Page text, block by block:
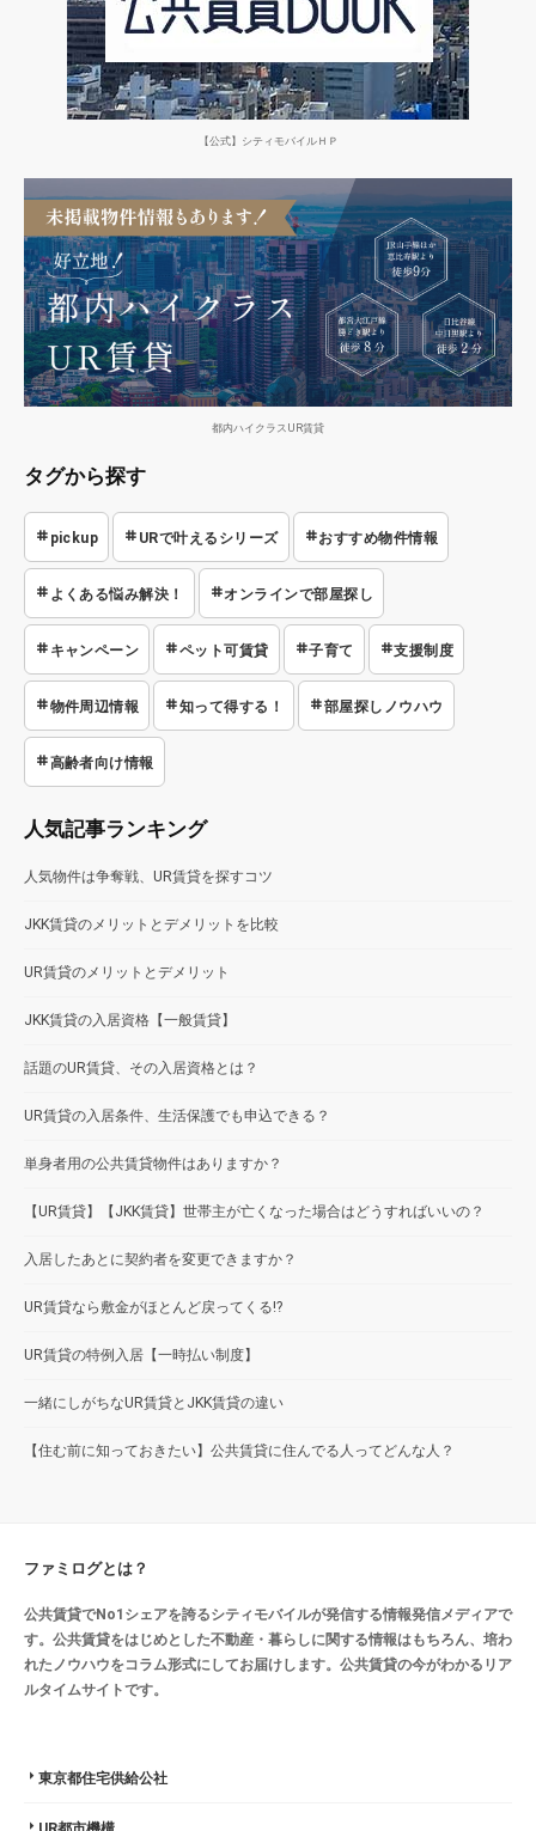
【公式】シティモバイルＨＰ
都内ハイクラスUR賃貸
タグから探す
pickup URで叶えるシリーズ おすすめ物件情報
よくある悩み解決！ オンラインで部屋探し
キャンペーン ペット可賃貸 子育て 支援制度
物件周辺情報 知って得する！ 部屋探しノウハウ
高齢者向け情報
人気記事ランキング
人気物件は争奪戦、UR賃貸を探すコツ
JKK賃貸のメリットとデメリットを比較
UR賃貸のメリットとデメリット
JKK賃貸の入居資格【一般賃貸】
話題のUR賃貸、その入居資格とは？
UR賃貸の入居条件、生活保護でも申込できる？
単身者用の公共賃貸物件はありますか？
【UR賃貸】【JKK賃貸】世帯主が亡くなった場合はどうすればいいの？
入居したあとに契約者を変更できますか？
UR賃貸なら敷金がほとんど戻ってくる!?
UR賃貸の特例入居【一時払い制度】
一緒にしがちなUR賃貸とJKK賃貸の違い
【住む前に知っておきたい】公共賃貸に住んでる人ってどんな人？
ファミログとは？
公共賃貸でNo1シェアを誇るシティモバイルが発信する情報発信メディアで
す。公共賃貸をはじめとした不動産・暮らしに関する情報はもちろん、培わ
れたノウハウをコラム形式にしてお届けします。公共賃貸の今がわかるリア
ルタイムサイトです。
東京都住宅供給公社